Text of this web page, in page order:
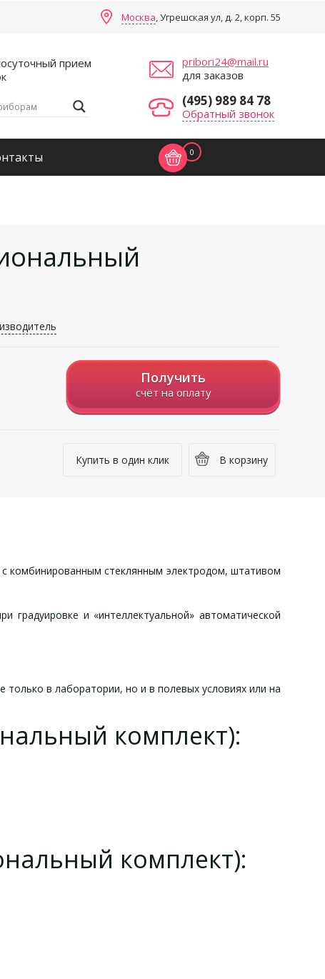
Москва, Угрешская ул, д. 2, корп. 55
прием
pribori24@mail.ru
для заказов
(495) 989 84 78
Обратный звонок
0
Получить
счёт на оплату
В корзину
Купить в один клик
стеклянным электродом, штативом
и «интеллектуальной» автоматической
в лаборатории, но и в полевых условиях или на
комплект):
комплект):